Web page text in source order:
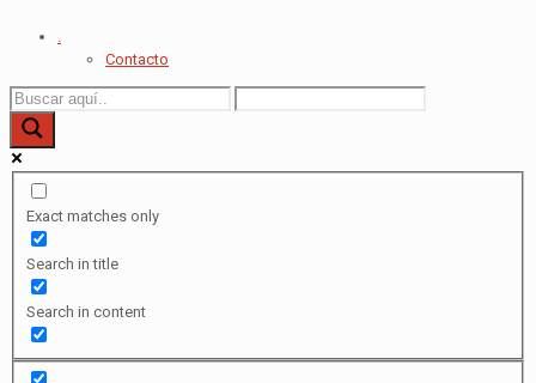
.
Contacto
Exact matches only
Search in title
Search in content